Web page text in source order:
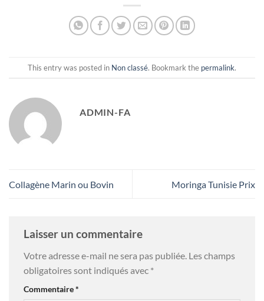
This entry was posted in Non classé. Bookmark the permalink.
ADMIN-FA
Collagène Marin ou Bovin Moringa Tunisie Prix
Laisser un commentaire
Votre adresse e-mail ne sera pas publiée. Les champs
obligatoires sont indiqués avec *
Commentaire*